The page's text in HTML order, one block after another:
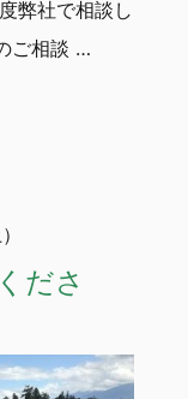
弊社で相談し
ご相談 …
ご相談ください！
ださ